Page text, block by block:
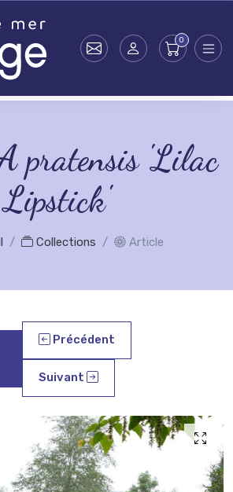
pratensis 'Lilac
Lipstick'
Collections Article
Précédent
Suivant